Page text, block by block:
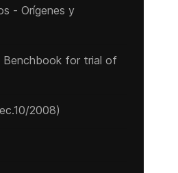
- Orígenes y
for trial of
2008)